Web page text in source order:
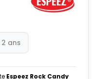
2 ans
Espeez Rock Candy